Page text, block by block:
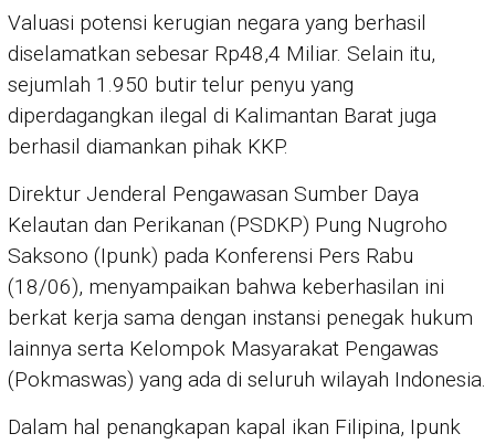
Valuasi potensi kerugian negara yang berhasil
diselamatkan sebesar Rp48,4 Miliar. Selain itu,
sejumlah 1.950 butir telur penyu yang
diperdagangkan ilegal di Kalimantan Barat juga
berhasil diamankan pihak KKP.
Direktur Jenderal Pengawasan Sumber Daya
Kelautan dan Perikanan (PSDKP) Pung Nugroho
Saksono (Ipunk) pada Konferensi Pers Rabu
(18/06), menyampaikan bahwa keberhasilan ini
berkat kerja sama dengan instansi penegak hukum
lainnya serta Kelompok Masyarakat Pengawas
(Pokmaswas) yang ada di seluruh wilayah Indonesia.
Dalam hal penangkapan kapal ikan Filipina, Ipunk